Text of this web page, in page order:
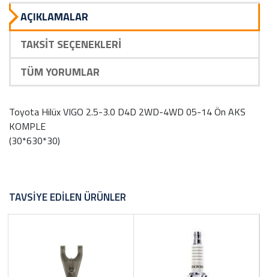
AÇIKLAMALAR
TAKSIT SEÇENEKLERI
TÜM YORUMLAR
Toyota Hilüx VIGO 2.5-3.0 D4D 2WD-4WD 05-14 Ön AKS
KOMPLE
(30*630*30)
TAVSIYE EDILEN ÜRÜNLER